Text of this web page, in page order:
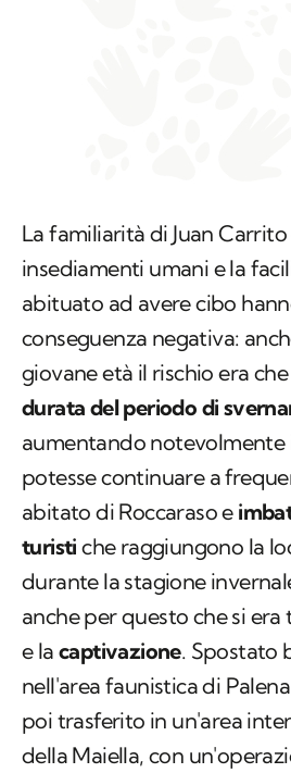
La familiarità di Juan
insediamenti umani e la
abituato ad avere cibo
conseguenza negativa:
giovane età il rischio era che
durata del periodo di
aumentando notevolmente
potesse continuare a
abitato di Roccaraso e
turisti che raggiungono la
durante la stagione
anche per questo che si
e la captivazione. Spostato
nell'area faunistica di
poi trasferito in un'area
della Maiella, con